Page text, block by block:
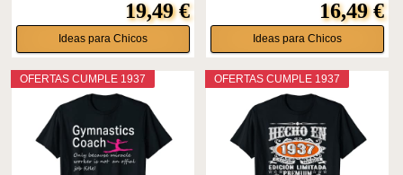
19,49 €
Ideas para Chicos
16,49 €
Ideas para Chicos
OFERTAS CUMPLE 1937 OFERTAS CUMPLE 1937